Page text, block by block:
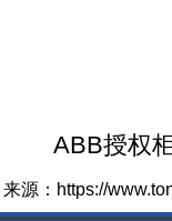
ABB授权
来源：https://